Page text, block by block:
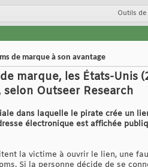
Outils
de marque à son avantage
marque, les États-Unis
Outseer Research
dans laquelle le pirate crée un
électronique est affichée
la victime à ouvrir le lien, une